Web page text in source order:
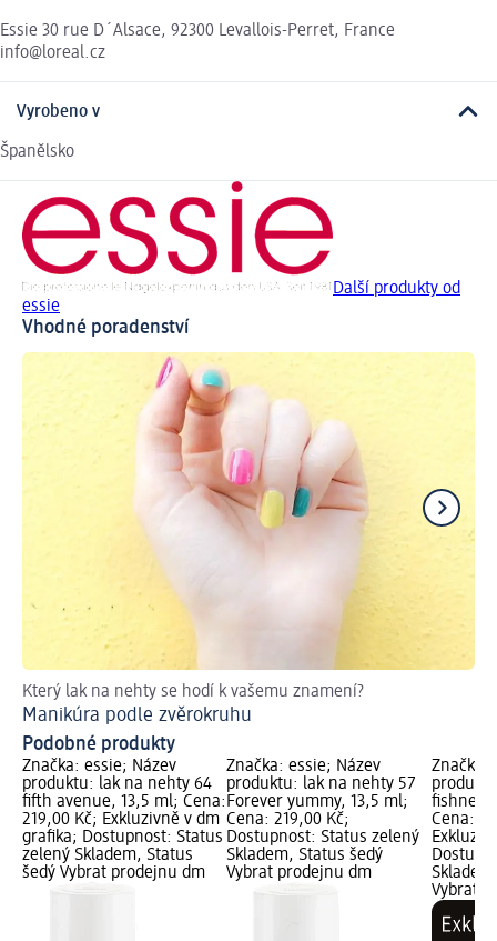
Essie 30 rue D´Alsace, 92300 Levallois-Perret, France
info@loreal.cz
Vyrobeno v
Španělsko
Další produkty od
essie
Vhodné poradenství
Který lak na nehty se hodí k vašemu znamení?
Manikúra podle zvěrokruhu
Podobné produkty
Značka: essie; Název
produktu: lak na nehty 64
fifth avenue, 13,5 ml; Cena:
219,00 Kč; Exkluzivně v dm
grafika; Dostupnost: Status
zelený Skladem, Status
šedý Vybrat prodejnu dm
Značka: essie; Název
produktu: lak na nehty 57
Forever yummy, 13,5 ml;
Cena: 219,00 Kč;
Dostupnost: Status zelený
Skladem, Status šedý
Vybrat prodejnu dm
Značka:
fishnet
Cena:
Vybrat